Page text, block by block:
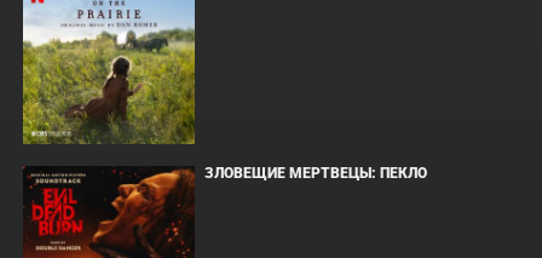
ЗЛОВЕЩИЕ МЕРТВЕЦЫ: ПЕКЛО